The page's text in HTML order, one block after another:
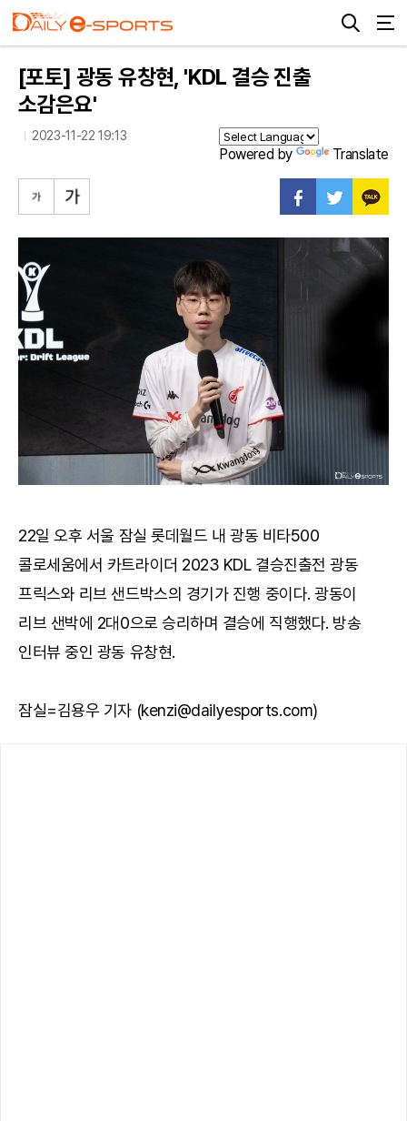
[포토] 광동 유창현, 'KDL 결승 진출
소감은요'
2023-11-22 19:13
Powered by Translate
22일 오후 서울 잠실 롯데월드 내 광동 비타500
콜로세움에서 카트라이더 2023 KDL 결승진출전 광동
프릭스와 리브 샌드박스의 경기가 진행 중이다. 광동이
리브 샌박에 2대0으로 승리하며 결승에 직행했다. 방송
인터뷰 중인 광동 유창현.
잠실=김용우 기자 (kenzi@dailyesports.com)